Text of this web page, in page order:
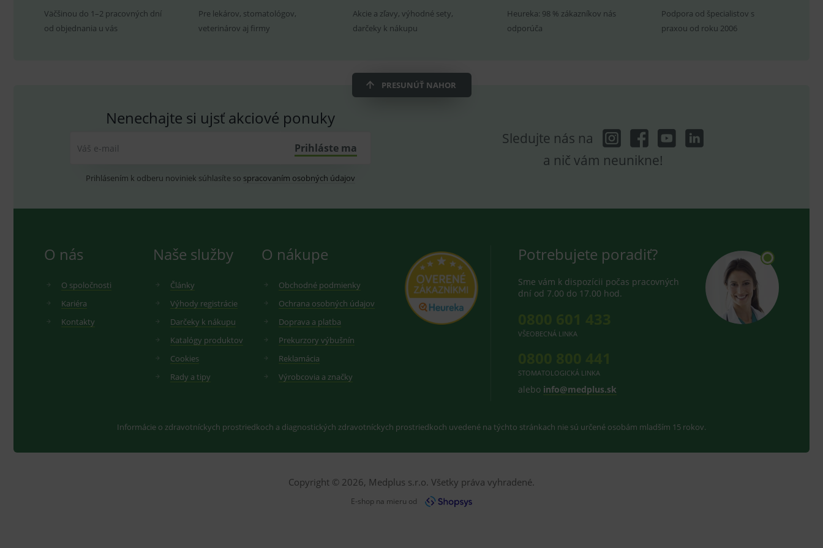
Väčšinou do 1–2 pracovných dní
od objednania u vás
Pre lekárov, stomatológov,
veterinárov aj firmy
Akcie a zľavy, výhodné sety,
darčeky k nákupu
Heureka: 98 % zákazníkov nás
odporúča
Podpora od špecialistov s
praxou od roku 2006
PRESUNÚŤ NAHOR
Nenechajte si ujsť akciové ponuky
Váš e-mail Prihláste ma
Prihlásením k odberu noviniek súhlasíte so spracovaním osobných údajov
Sledujte nás na
a nič vám neunikne!
O nás
O spoločnosti
Kariéra
Kontakty
Naše služby
Články
Výhody registrácie
Darčeky k nákupu
Katalógy produktov
Cookies
Rady a tipy
O nákupe
Obchodné podmienky
Ochrana osobných údajov
Doprava a platba
Prekurzory výbušnín
Reklamácia
Výrobcovia a značky
Potrebujete poradiť?
Sme vám k dispozícii počas pracovných
dní od 7.00 do 17.00 hod.
VŠEOBECNÁ LINKA
STOMATOLOGICKÁ LINKA
alebo info@medplus.sk
Informácie o zdravotníckych prostriedkoch a diagnostických zdravotníckych prostriedkoch uvedené na týchto stránkach nie sú určené osobám mladším 15 rokov.
Copyright © 2026, Medplus s.r.o. Všetky práva vyhradené.
E-shop na mieru od